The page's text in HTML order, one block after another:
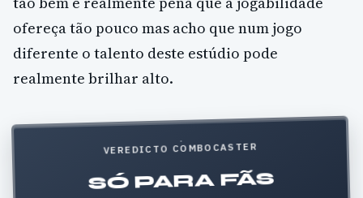
ofereça tão pouco mas acho que num jogo
diferente o talento deste estúdio pode
realmente brilhar alto.
VEREDICTO COMBOCASTER
SÓ PARA FÃS